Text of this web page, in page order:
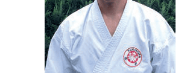
Kontakt
So erreichen Sie uns
Vorstand
Impressum